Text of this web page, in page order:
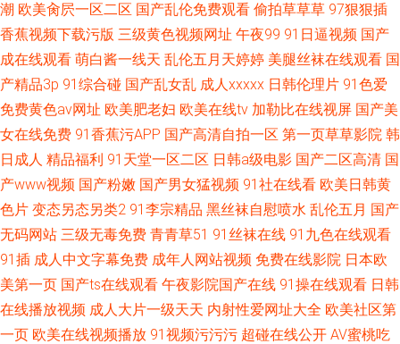
潮 欧美肏屄一区二区 国产乱伦免费观看 偷拍草草草 97狠狠插
香蕉视频下载污版 三级黄色视频网址 午夜99 91日逼视频 国产
成在线观看 萌白酱一线天 乱伦五月天婷婷 美腿丝袜在线观看 国
产精品3p 91综合碰 国产乱女乱 成人xxxxx 日韩伦理片 91色爱
免费黄色av网址 欧美肥老妇 欧美在线tv 加勒比在线视屏 国产美
女在线免费 91香蕉污APP 国产高清自拍一区 第一页草草影院 韩
日成人 精品福利 91天堂一区二区 日韩a级电影 国产二区高清 国
产www视频 国产粉嫩 国产男女猛视频 91社在线看 欧美日韩黄
色片 变态另态另类2 91李宗精品 黑丝袜自慰喷水 乱伦五月 国产
无码网站 三级无毒免费 青青草51 91丝袜在线 91九色在线观看
91插 成人中文字幕免费 成年人网站视频 免费在线影院 日本欧
美第一页 国产ts在线观看 午夜影院国产在线 91操在线观看 日韩
在线播放视频 成人大片一级天天 内射性爱网址大全 欧美社区第
一页 欧美在线视频播放 91视频污污污 超碰在线公开 AV蜜桃吃